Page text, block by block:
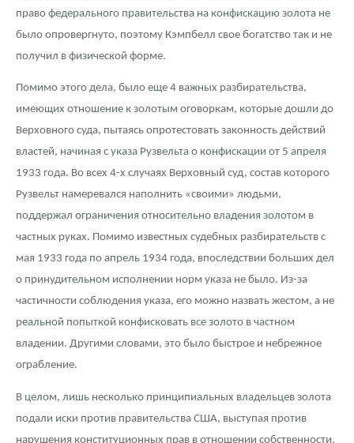
право федерального правительства на конфискацию золота не
было опровергнуто, поэтому Кэмпбелл свое богатство так и не
получил в физической форме.
Помимо этого дела, было еще 4 важных разбирательства,
имеющих отношение к золотым оговоркам, которые дошли до
Верховного суда, пытаясь опротестовать законность действий
властей, начиная с указа Рузвельта о конфискации от 5 апреля
1933 года. Во всех 4-х случаях Верховный суд, состав которого
Рузвельт намеревался наполнить «своими» людьми,
поддержал ограничения относительно владения золотом в
частных руках. Помимо известных судебных разбирательств с
мая 1933 года по апрель 1934 года, впоследствии больших дел
о принудительном исполнении норм указа не было. Из-за
частичности соблюдения указа, его можно назвать жестом, а не
реальной попыткой конфисковать все золото в частном
владении. Другими словами, это было быстрое и небрежное
ограбление.
В целом, лишь несколько принципиальных владельцев золота
подали иски против правительства США, выступая против
нарушения конституционных прав в отношении собственности,